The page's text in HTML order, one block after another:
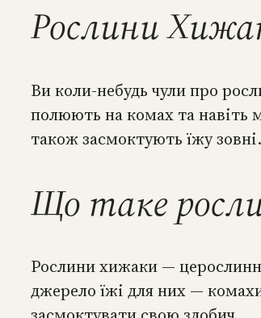
Рослини
Ви коли-небудь чули про
полюють на комах та навіть
також засмоктують їжу
Що таке
Рослини хижаки —
джерело їжі для них —